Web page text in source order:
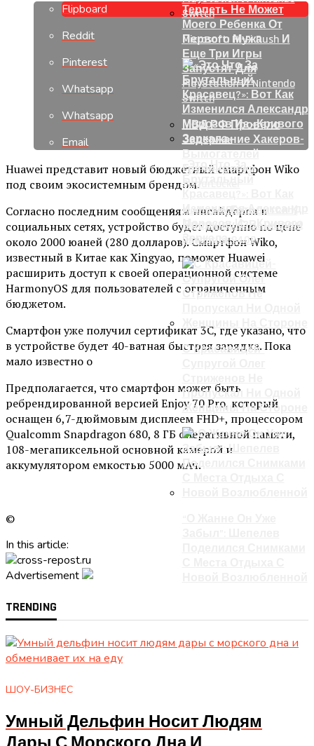
Терпеть Не Может
Моего Ребенка От
Первого Мужа
«Это Что За
Брутальный
Изменился Александр
Морозов Из «Кривого
Зеркала»
С Красавицей-
Пропускал Ни Одной
Женщины На Стороне
Microsoft: Hi-Fi Rush И
Еще Три Игры
Запустят Для
PlayStation И Nintendo
Switch
МВД РФ Провело
Задержание Хакеров-
Вымогателей
Группировки
SugarLocker
MediaTek Готовится К
Прорыву С Выходом
Dimensity 9400
Flipboard
Reddit
Pinterest
Whatsapp
Whatsapp
Email
Huawei представит новый бюджетный смартфон Wiko
под своим экосистемным брендом.
Согласно последним сообщениям инсайдеров в
социальных сетях, устройство будет доступно по цене
около 2000 юаней (280 долларов). Смартфон Wiko,
известный в Китае как Xingyao, поможет Huawei
расширить доступ к своей операционной системе
HarmonyOS для пользователей с ограниченным
бюджетом.
Смартфон уже получил сертификат 3C, где указано, что
в устройстве будет 40-ватная быстрая зарядка. Пока
мало известно о
Предполагается, что смартфон может быть
ребрендированной версией Enjoy 70 Pro, который
оснащен 6,7-дюймовым дисплеем FHD+, процессором
Qualcomm Snapdragon 680, 8 ГБ оперативной памяти,
108-мегапиксельной основной камерой и
аккумулятором емкостью 5000 мАч.
©
In this article:
Advertisement
TRENDING
ШОУ-БИЗНЕС
Умный Дельфин Носит Людям